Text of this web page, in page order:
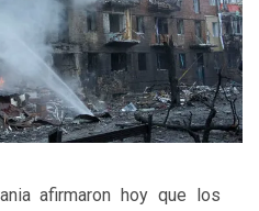
afirmaron hoy que los